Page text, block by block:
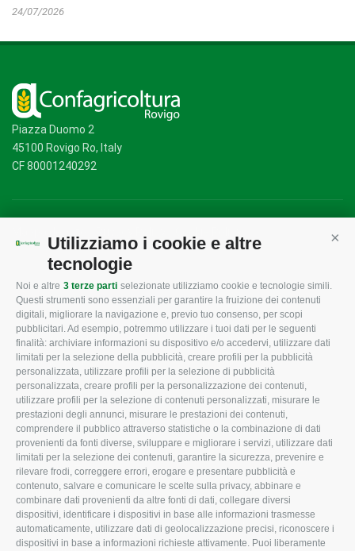
Utilizziamo i cookie e altre
tecnologie
Noi e altre 3 terze parti selezionate utilizziamo cookie e tecnologie simili.
Questi strumenti sono essenziali per garantire la fruizione dei contenuti
digitali, migliorare la navigazione e, previo tuo consenso, per scopi
pubblicitari. Ad esempio, potremmo utilizzare i tuoi dati per le seguenti
finalità: archiviare informazioni su dispositivo e/o accedervi, utilizzare dati
limitati per la selezione della pubblicità, creare profili per la pubblicità
personalizzata, utilizzare profili per la selezione di pubblicità
personalizzata, creare profili per la personalizzazione dei contenuti,
utilizzare profili per la selezione di contenuti personalizzati, misurare le
prestazioni degli annunci, misurare le prestazioni dei contenuti,
comprendere il pubblico attraverso statistiche o la combinazione di dati
provenienti da fonti diverse, sviluppare e migliorare i servizi, utilizzare dati
limitati per la selezione dei contenuti, garantire la sicurezza, prevenire e
rilevare frodi, correggere errori, erogare e presentare pubblicità e
contenuto, salvare e comunicare le scelte sulla privacy, abbinare e
combinare dati provenienti da altre fonti di dati, collegare diversi
dispositivi, identificare i dispositivi in base alle informazioni trasmesse
automaticamente, utilizzare dati di geolocalizzazione precisi, riconoscere i
dispositivi in base a informazioni richieste attivamente. Puoi liberamente
24/07/2026
Piazza Duomo 2
45100 Rovigo Ro, Italy
CF 80001240292
CONFAGRICOLTURA
ROVIGO
L'Associazione
Missione e Progetto
Organigramma aziendale
I Nostri Servizi
Uffici della Sede
provinciale
Le Sedi di Zona
Agricoltori S.r.l.
Whistleblowing
Confagricoltura Rovigo e
CONFAGRICOLTURA
INFORMA
Tecnico
Fiscale
Lavoro
Ambiente
Associazione
CONFAGRICOLTURA
ATTIVA
Notizie in evidenza
Eventi